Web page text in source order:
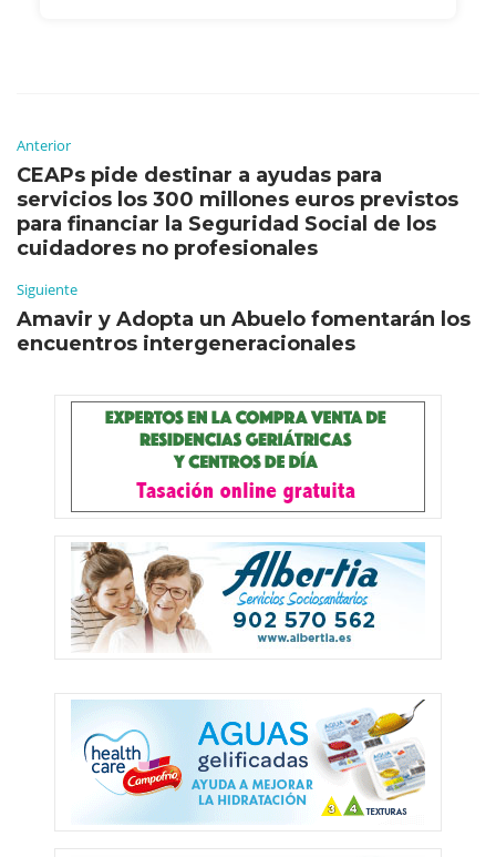
Anterior
CEAPs pide destinar a ayudas para
servicios los 300 millones euros previstos
para financiar la Seguridad Social de los
cuidadores no profesionales
Siguiente
Amavir y Adopta un Abuelo fomentarán los
encuentros intergeneracionales